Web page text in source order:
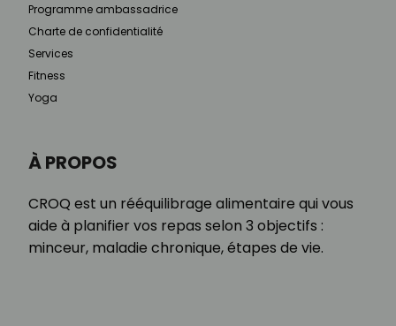
À PROPOS
CROQ est un rééquilibrage alimentaire qui vous
aide à planifier vos repas selon 3 objectifs :
minceur, maladie chronique, étapes de vie.
Programme ambassadrice
Charte de confidentialité
Services
Fitness
Yoga